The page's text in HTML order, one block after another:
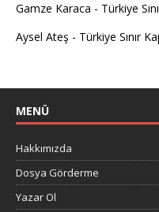
Gamze Karaca - Türkiye
Aysel Ateş - Türkiye Sınır
MENÜ
Hakkımızda
Dosya Görderme
Yazar Ol